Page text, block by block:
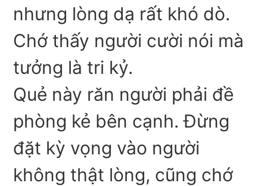
nhưng lòng dạ rất khó dò.
Chớ thấy người cười nói mà
tưởng là tri kỷ.
Quẻ này răn người phải đề
phòng kẻ bên cạnh. Đừng
đặt kỳ vọng vào người
không thật lòng, cũng chớ